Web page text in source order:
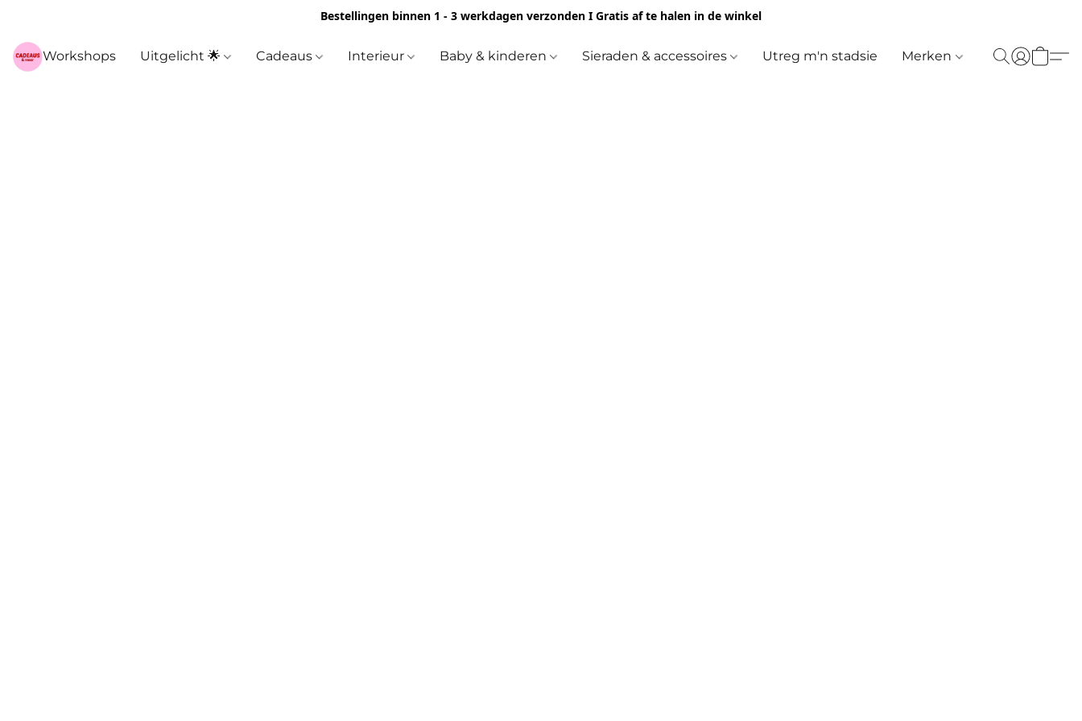
Bestellingen binnen 1 - 3 werkdagen verzonden I Gratis af te halen in de winkel
Workshops Uitgelicht 🌟 Cadeaus Interieur Baby & kinderen Sieraden & accessoires Utreg m'n stadsie Merken